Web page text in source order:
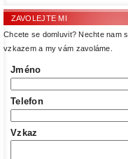
ZAVOLEJTE MI
Chcete se domluvit? Nechte nam
vzkazem a my vám zavoláme.
Jméno
Telefon
Vzkaz